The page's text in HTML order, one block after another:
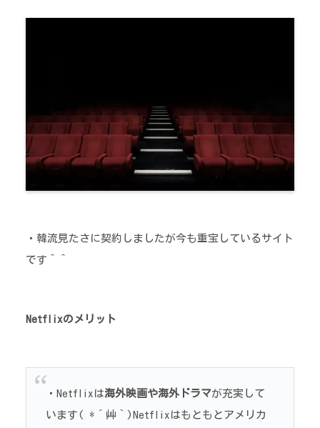
・韓流見たさに契約しましたが今も重宝しているサイト
です＾＾
Netflixのメリット
・Netflixは海外映画や海外ドラマが充実して
います( *´艸｀)Netflixはもともとアメリカ